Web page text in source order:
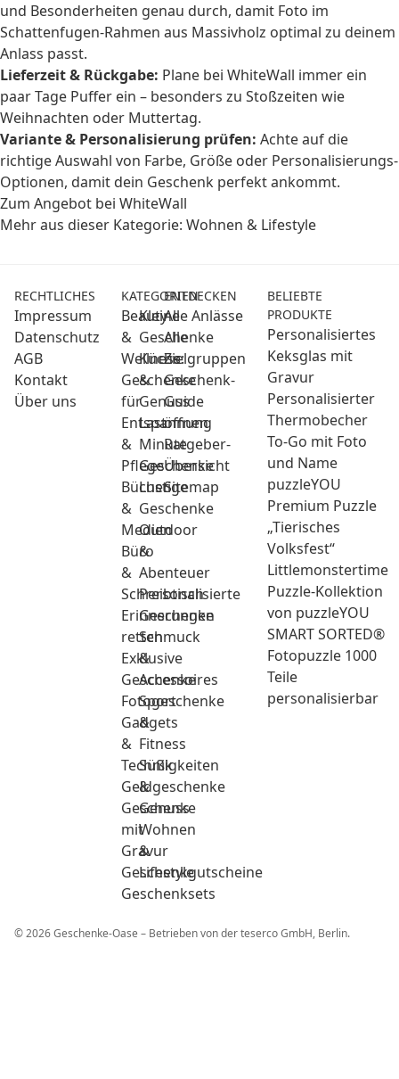
und Besonderheiten genau durch, damit Foto im
Schattenfugen-Rahmen aus Massivholz optimal zu deinem
Anlass passt.
Lieferzeit & Rückgabe: Plane bei WhiteWall immer ein
paar Tage Puffer ein – besonders zu Stoßzeiten wie
Weihnachten oder Muttertag.
Variante & Personalisierung prüfen: Achte auf die
richtige Auswahl von Farbe, Größe oder Personalisierungs-
Optionen, damit dein Geschenk perfekt ankommt.
Zum Angebot bei WhiteWall
Mehr aus dieser Kategorie: Wohnen & Lifestyle
RECHTLICHES
Impressum
Datenschutz
AGB
Kontakt
Über uns
KATEGORIEN
Beauty
&
Wellness:
Geschenke
für
Entspannung
&
Pflege
Bücher
&
Medien
Büro
&
Schreibtisch
Erinnerungen
retten
Exklusive
Geschenke
Fotogeschenke
Gadgets
&
Technik
Geldgeschenke
Geschenke
mit
Gravur
Geschenkgutscheine
Geschenksets
Kleine
Geschenke
Küche
&
Genuss
Last
Minute
Geschenke
Lustige
Geschenke
Outdoor
&
Abenteuer
Personalisierte
Geschenke
Schmuck
&
Accessoires
Sport
&
Fitness
Süßigkeiten
&
Genuss
Wohnen
&
Lifestyle
ENTDECKEN
Alle Anlässe
Alle
Zielgruppen
Geschenk-
Guide
öffnen
Ratgeber-
Übersicht
Sitemap
BELIEBTE
PRODUKTE
Personalisiertes
Keksglas mit
Gravur
Personalisierter
Thermobecher
To-Go mit Foto
und Name
puzzleYOU
Premium Puzzle
„Tierisches
Volksfest“
Littlemonstertime
Puzzle-Kollektion
von puzzleYOU
SMART SORTED®
Fotopuzzle 1000
Teile
personalisierbar
© 2026 Geschenke-Oase – Betrieben von der teserco GmbH, Berlin.